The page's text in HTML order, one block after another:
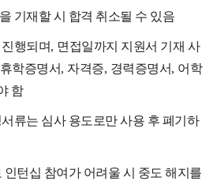
기재할 시 합격 취소될 수 있음
행되며, 면접일까지 지원서 기재 사
휴학증명서, 자격증, 경력증명서, 어학
함
류는 심사 용도로만 사용 후 폐기하
인턴십 참여가 어려울 시 중도 해지를